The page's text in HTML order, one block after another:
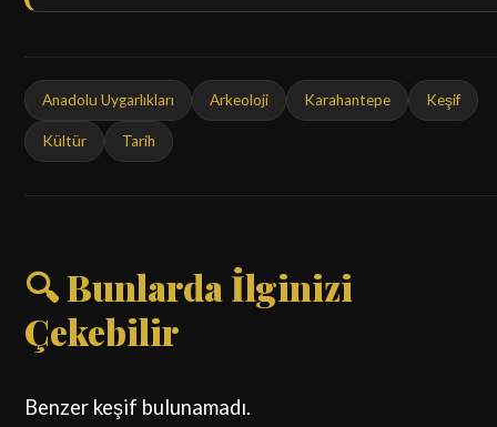
Anadolu Uygarlıkları Arkeoloji Karahantepe Keşif
Kültür Tarih
🔍 Bunlarda İlginizi
Çekebilir
Benzer keşif bulunamadı.